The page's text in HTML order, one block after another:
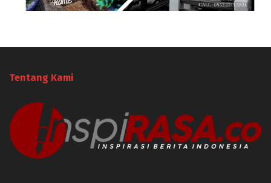
Tentang Kami